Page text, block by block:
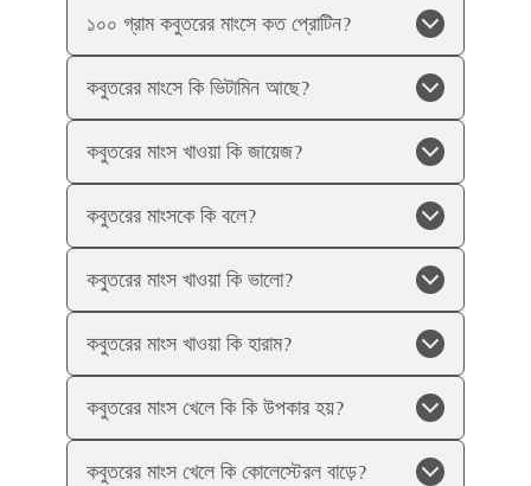
১০০ গ্রাম কবুতরের মাংসে কত প্রোটিন?
কবুতরের মাংসে কি ভিটামিন আছে?
কবুতরের মাংস খাওয়া কি জায়েজ?
কবুতরের মাংসকে কি বলে?
কবুতরের মাংস খাওয়া কি ভালো?
কবুতরের মাংস খাওয়া কি হারাম?
কবুতরের মাংস খেলে কি কি উপকার হয়?
কবুতরের মাংস খেলে কি কোলেস্টেরল বাড়ে?